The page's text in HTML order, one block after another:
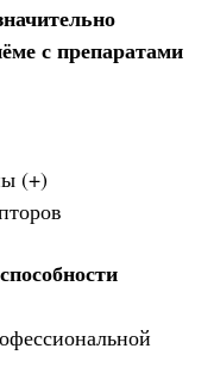
с препаратами
(+)